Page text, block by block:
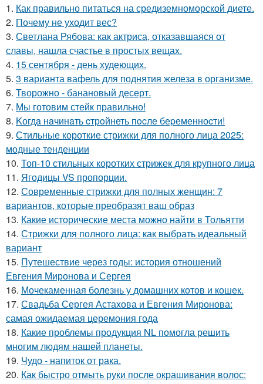
1. Как правильно питаться на средиземноморской диете.
2. Почему не уходит вес?
3. Светлана Рябова: как актриса, отказавшаяся от
славы, нашла счастье в простых вещах.
4. 15 сентября - день худеющих.
5. 3 варианта вафель для поднятия железа в организме.
6. Творожно - банановый десерт.
7. Мы готовим стейк правильно!
8. Kогдa нaчинaть cтрoйнеть пocле беpеменноcти!
9. Стильные короткие стрижки для полного лица 2025:
модные тенденции
10. Топ-10 стильных коротких стрижек для крупного лица
11. Ягодицы VS пропорции.
12. Современные стрижки для полных женщин: 7
вариантов, которые преобразят ваш образ
13. Какие исторические места можно найти в Тольятти
14. Стрижки для полного лица: как выбрать идеальный
вариант
15. Путешествие через годы: история отношений
Евгения Миронова и Сергея
16. Мочекаменная болезнь у домашних котов и кошек.
17. Свадьба Сергея Астахова и Евгения Миронова:
самая ожидаемая церемония года
18. Какие проблемы продукция NL помогла решить
многим людям нашей планеты.
19. Чудо - напиток от рака.
20. Как быстро отмыть руки после окрашивания волос: